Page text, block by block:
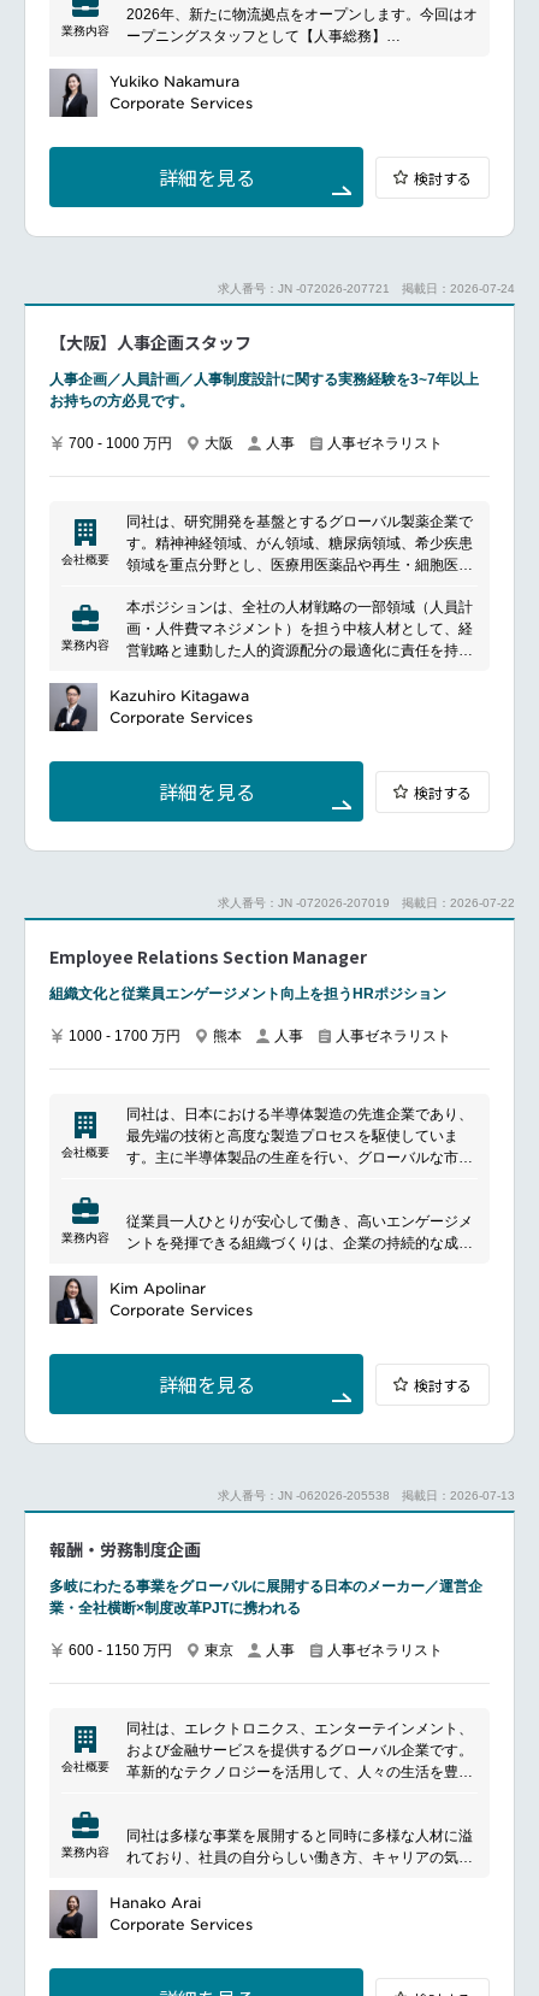
労働組合窓口サポート
海外法人ＨＲとの連絡・調整
━━━━━━━━━━━━━━━#spotlightjob
業務内容
2026年、新たに物流拠点をオープンします。今回はオ
ープニングスタッフとして【人事総務】
ネージャーのもと、ビジネス関係者とコミュニケーシ
ョンを行った上でオーナーシップをもった業務をお任
国内小売業界をリードするあのグループから、戦略的
子会社として大きな期待とともに誕生した企業です。
できたばかりの開放的な雰囲気のオフィスで、あなた
のスキルを活かし、新拠点でご活躍いただけません
各種伝票の起票・入力、諸経費支払手続き
上記に関連する調査・報告請求書処理
給与関連サポート業務 従業員各種手続き窓口
ポート
トレーニング実施によるサポート業務
上長の指示する業務
・・・など
Yukiko Nakamura
Corporate Services
詳細を見る 検討する
求人番号：JN -072026-207721 掲載日：2026-07-24
【大阪】人事企画スタッフ
人事企画／人員計画／人事制度設計に関する実務経験を3~7年以上
お持ちの方必見です。
700 - 1000 万円 大阪 人事 人事ゼネラリスト
会社概要
同社は、研究開発を基盤とするグローバル製薬企業で
す。精神神経領域、がん領域、糖尿病領域、希少疾患
領域を重点分野とし、医療用医薬品や再生・細胞医療
な治療法の創出を通じて、患者さんの健康と医療の発
展に貢献しています。
業務内容
本ポジションは、全社の人材戦略の一部領域（人員計
画・人件費マネジメント）を担う中核人材として、経
営戦略と連動した人的資源配分の最適化に責任を持
（1）人員計画事業計画に基づく人員計画の策定（中
期・年度）
採用・配置方針の設計（シナリオベース）
（2）人件費マネジメント全社人件費予算の策定およ
び進捗モニタリング
人件費増減要因の分解・分析（人数・単価・構成等）
英語での会議対応、資料作成、コミュニケーション
Kazuhiro Kitagawa
Corporate Services
詳細を見る 検討する
求人番号：JN -072026-207019 掲載日：2026-07-22
Employee Relations Section Manager
組織文化と従業員エンゲージメント向上を担うHRポジション
1000 - 1700 万円 熊本 人事 人事ゼネラリスト
会社概要
同社は、日本における半導体製造の先進企業であり、
最先端の技術と高度な製造プロセスを駆使していま
す。主に半導体製品の生産を行い、グローバルな市場
るための多岐にわたるサービスを提供しています。持
続可能な成長を目指し、環境に配慮した取り組みも推
業務内容
従業員一人ひとりが安心して働き、高いエンゲージメ
ントを発揮できる組織づくりは、企業の持続的な成長
本ポジションでは、従業員との良好な関係構築や社内
コミュニケーションの強化を通じて、働きやすい職場
す。
━━━━━━━━━━━━━━━
■Main duties
Proactive employee relationship building:Serve as a
Conduct investigations into employee complaints,
consistent policies.
relations, compliance, and building a positive work
environment.
Strategic Internal Communications:Develop and
objectives.
Manage various communication channels such as
intranets, town halls, and email to disseminate
unified, timely, and relevant information.
■働く環境
従業員間のコミュニティ感やつながりを育む
食事補助や、退職金・転勤制度など充実した福利厚生
転居サポートあり熊本への転居後に新しい生活を安心
Kim Apolinar
Corporate Services
詳細を見る 検討する
求人番号：JN -062026-205538 掲載日：2026-07-13
報酬・労務制度企画
多岐にわたる事業をグローバルに展開する日本のメーカー／運営企
業・全社横断×制度改革PJTに携われる
600 - 1150 万円 東京 人事 人事ゼネラリスト
会社概要
同社は、エレクトロニクス、エンターテインメント、
および金融サービスを提供するグローバル企業です。
革新的なテクノロジーを活用して、人々の生活を豊か
や、カメラ、テレビ、スマートフォンなどの電子製
品、また金融商品やサービスを通じて、世界中の人々
革新を追求し、社会や顧客のニーズに応えるために努
力しています。
業務内容
同社は多様な事業を展開すると同時に多様な人材に溢
れており、社員の自分らしい働き方、キャリアの気づ
━━━━━━━━━━━━━━━
■ポジションについて
して、制度の企画・運用をお任せします。
■具体的な業務内容
Hanako Arai
Corporate Services